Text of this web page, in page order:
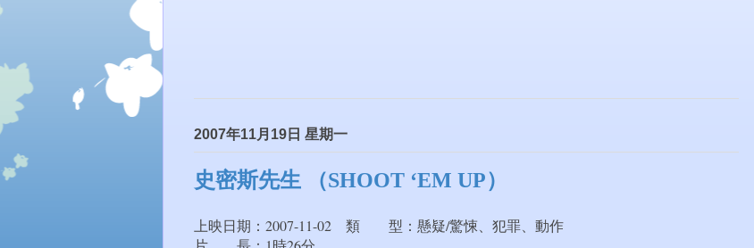
2007年11月19日 星期一
史密斯先生 （SHOOT ‘EM UP）
上映日期：2007-11-02 類 型：懸疑/驚悚、犯罪、動作